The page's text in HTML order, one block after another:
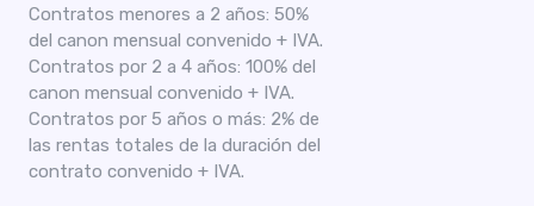
Contratos menores a 2 años: 50%
del canon mensual convenido + IVA.
Contratos por 2 a 4 años: 100% del
canon mensual convenido + IVA.
Contratos por 5 años o más: 2% de
las rentas totales de la duración del
contrato convenido + IVA.